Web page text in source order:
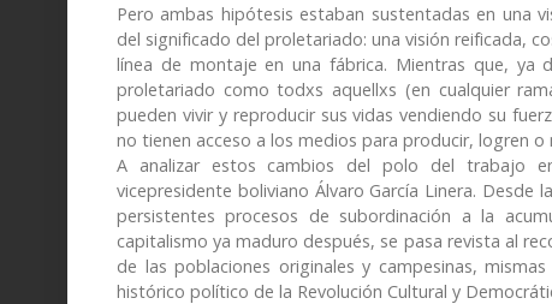
Pero ambas hipótesis estaban sustentadas en una
del significado del proletariado: una visión reificada,
línea de montaje en una fábrica. Mientras que, ya
proletariado como todxs aquellxs (en cualquier
pueden vivir y reproducir sus vidas vendiendo su
no tienen acceso a los medios para producir, logren o
A analizar estos cambios del polo del trabajo
vicepresidente boliviano Álvaro García Linera.
persistentes procesos de subordinación a la
capitalismo ya maduro después, se pasa revista al
de las poblaciones originales y campesinas,
histórico político de la Revolución Cultural y